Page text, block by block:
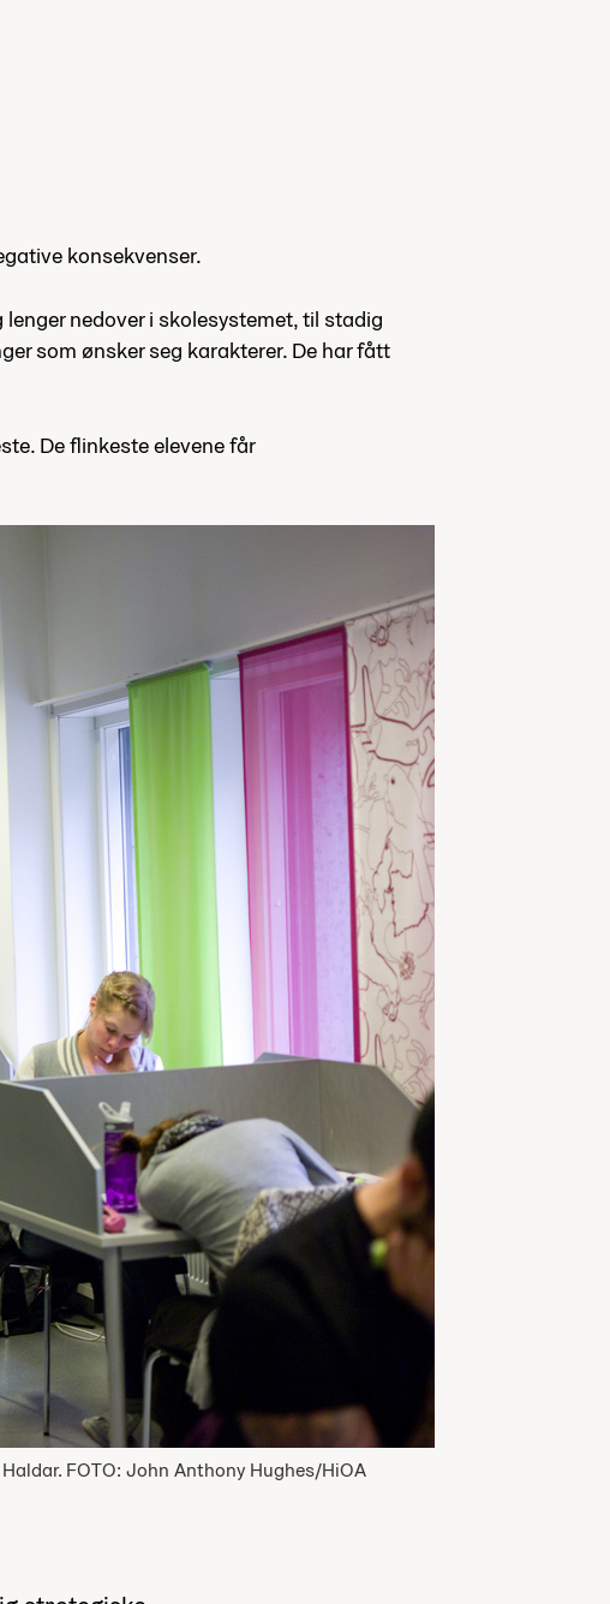
konsekvenser.
nedover i skolesystemet, til stadig
som ønsker seg karakterer. De har fått
De flinkeste elevene får
FOTO: John Anthony Hughes/HiOA